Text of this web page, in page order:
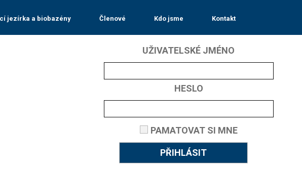
jezírka a biobazény Členové Kdo jsme Kontakt
UŽIVATELSKÉ JMÉNO
HESLO
PAMATOVAT SI MNE
PŘIHLÁSIT